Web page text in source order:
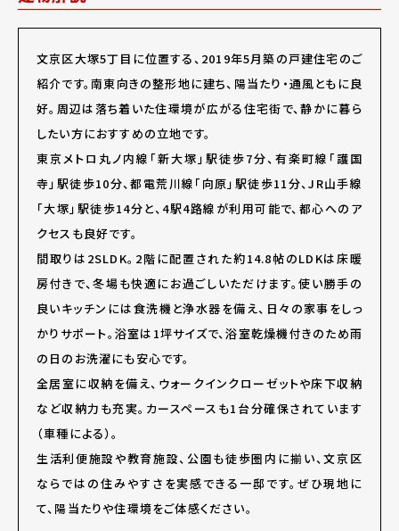
文京区大塚5丁目に位置する、2019年5月築の戸建住宅のご
紹介です。南東向きの整形地に建ち、陽当たり・通風ともに良
好。周辺は落ち着いた住環境が広がる住宅街で、静かに暮ら
したい方におすすめの立地です。
東京メトロ丸ノ内線「新大塚」駅徒歩7分、有楽町線「護国
寺」駅徒歩10分、都電荒川線「向原」駅徒歩11分、JR山手線
「大塚」駅徒歩14分と、4駅4路線が利用可能で、都心へのア
クセスも良好です。
間取りは2SLDK。2階に配置された約14.8帖のLDKは床暖
房付きで、冬場も快適にお過ごしいただけます。使い勝手の
良いキッチンには食洗機と浄水器を備え、日々の家事をしっ
かりサポート。浴室は1坪サイズで、浴室乾燥機付きのため雨
の日のお洗濯にも安心です。
全居室に収納を備え、ウォークインクローゼットや床下収納
など収納力も充実。カースペースも1台分確保されています
（車種による）。
生活利便施設や教育施設、公園も徒歩圏内に揃い、文京区
ならではの住みやすさを実感できる一邸です。ぜひ現地に
て、陽当たりや住環境をご体感ください。